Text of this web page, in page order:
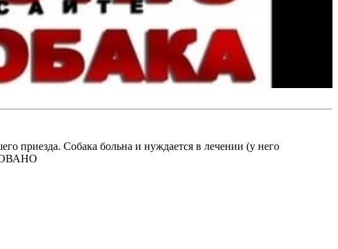
приезда. Собака больна и нуждается в лечении (у него